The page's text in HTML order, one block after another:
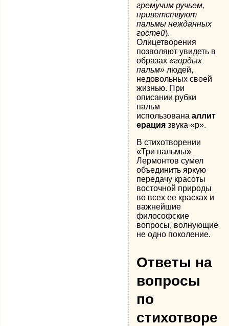
гремучим ручьем,
приветствуют
пальмы нежданных
гостей).
Олицетворения
позволяют увидеть в
образах«гордых
пальм» людей,
недовольных своей
жизнью. При
описании рубки
пальм
использованааллит
ерация звука «р».
В стихотворении
«Три пальмы»
Лермонтов сумел
объединить яркую
передачу красоты
восточной природы
во всех ее красках и
важнейшие
философские
вопросы, волнующие
не одно поколение.
Ответы на
вопросы
по
стихотворе